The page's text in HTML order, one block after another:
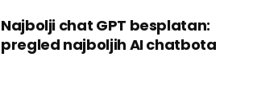
Najbolji chat GPT besplatan:
pregled najboljih AI chatbota